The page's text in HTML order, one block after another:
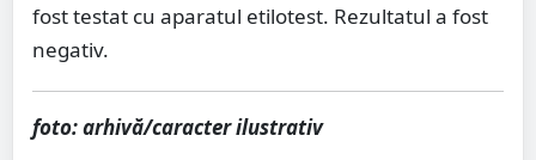
fost testat cu aparatul etilotest. Rezultatul a fost
negativ.
foto: arhivă/caracter ilustrativ